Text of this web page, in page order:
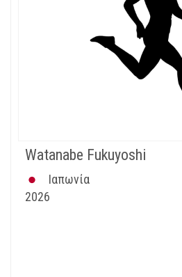
Watanabe Fukuyoshi
Ιαπωνία
2026